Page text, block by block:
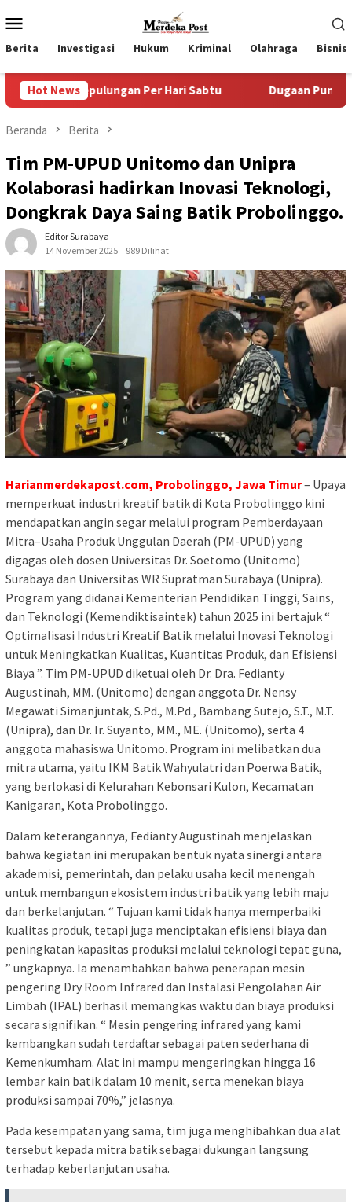
ke
kontenMobile
Berita Investigasi Hukum Kriminal Olahraga Bisnis
Hot News
Per Hari Sabtu Dugaan Pungli SKAB di BPRD
Beranda Berita
Tim PM-UPUD Unitomo dan Unipra
Kolaborasi hadirkan Inovasi Teknologi,
Dongkrak Daya Saing Batik Probolinggo.
Editor Surabaya
14 November 2025
989 Dilihat
Harianmerdekapost.com, Probolinggo, Jawa Timur– Upaya
memperkuat industri kreatif batik di Kota Probolinggo kini
mendapatkan angin segar melalui program Pemberdayaan
Mitra–Usaha Produk Unggulan Daerah (PM-UPUD) yang
digagas oleh dosen Universitas Dr. Soetomo (Unitomo)
Surabaya dan Universitas WR Supratman Surabaya (Unipra).
Program yang didanai Kementerian Pendidikan Tinggi, Sains,
dan Teknologi (Kemendiktisaintek) tahun 2025 ini bertajuk “
Optimalisasi Industri Kreatif Batik melalui Inovasi Teknologi
untuk Meningkatkan Kualitas, Kuantitas Produk, dan Efisiensi
Biaya ”. Tim PM-UPUD diketuai oleh Dr. Dra. Fedianty
Augustinah, MM. (Unitomo) dengan anggota Dr. Nensy
Megawati Simanjuntak, S.Pd., M.Pd., Bambang Sutejo, S.T., M.T.
(Unipra), dan Dr. Ir. Suyanto, MM., ME. (Unitomo), serta 4
anggota mahasiswa Unitomo. Program ini melibatkan dua
mitra utama, yaitu IKM Batik Wahyulatri dan Poerwa Batik,
yang berlokasi di Kelurahan Kebonsari Kulon, Kecamatan
Kanigaran, Kota Probolinggo.
Dalam keterangannya, Fedianty Augustinah menjelaskan
bahwa kegiatan ini merupakan bentuk nyata sinergi antara
akademisi, pemerintah, dan pelaku usaha kecil menengah
untuk membangun ekosistem industri batik yang lebih maju
dan berkelanjutan. “ Tujuan kami tidak hanya memperbaiki
kualitas produk, tetapi juga menciptakan efisiensi biaya dan
peningkatan kapasitas produksi melalui teknologi tepat guna,
” ungkapnya. Ia menambahkan bahwa penerapan mesin
pengering Dry Room Infrared dan Instalasi Pengolahan Air
Limbah (IPAL) berhasil memangkas waktu dan biaya produksi
secara signifikan. “ Mesin pengering infrared yang kami
kembangkan sudah terdaftar sebagai paten sederhana di
Kemenkumham. Alat ini mampu mengeringkan hingga 16
lembar kain batik dalam 10 menit, serta menekan biaya
produksi sampai 70%,” jelasnya.
Pada kesempatan yang sama, tim juga menghibahkan dua alat
tersebut kepada mitra batik sebagai dukungan langsung
terhadap keberlanjutan usaha.